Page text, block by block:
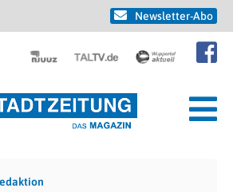
Newsletter-Abo